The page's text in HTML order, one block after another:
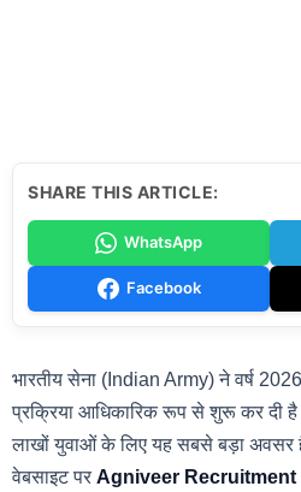
SHARE THIS ARTICLE:
WhatsApp
Facebook
भारतीय सेना (Indian Army) ने वर्ष
प्रक्रिया आधिकारिक रूप से शुरू कर दी
लाखों युवाओं के लिए यह सबसे बड़ा
वेबसाइट पर Agniveer Recruitment